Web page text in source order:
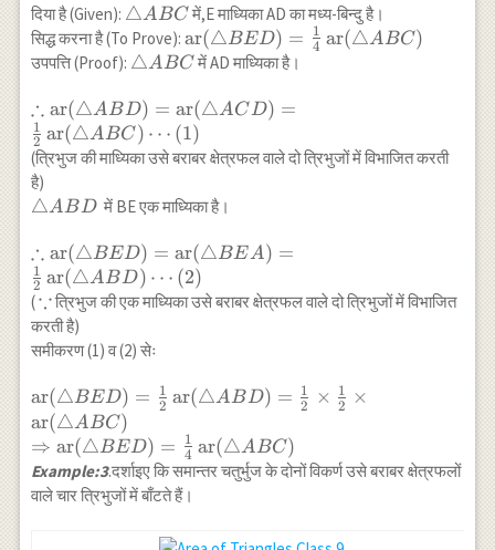
दिया है (Given): \triangle
ABC
△ABC में,E माध्यिका AD का मध्य-बिन्दु है।
सिद्ध करना है (To Prove): \operatorname{ar}
(\triangle
{4}
\operatorname{ar}
(\triangle ABC)
ar(△BED) = 4
1 ar(△ABC)
उपपत्ति (Proof): \triangle
△ABC में AD माध्यिका है।
\therefore
\operatorname{ar}
(\triangle
ABD)=\operatorname{ar}
(\triangle ACD)=\frac{1}
(\triangle ABC) \cdots(1)
∴ ar(△ABD) = ar(△ACD) =
2
1 ar(△ABC) ⋯ (1)
(त्रिभुज की माध्यिका उसे बराबर क्षेत्रफल वाले दो त्रिभुजों में विभाजित करती
है)
\triangle
△ABD में BE एक माध्यिका है।
\therefore
\operatorname{ar}
(\triangle
BED)=\operatorname{ar}
(\triangle BEA)=\frac{1}
(\triangle ABD) \cdots(2)
∴ ar(△BED) = ar(△BEA) =
2
1 ar(△ABD) ⋯ (2)
(\because
∵त्रिभुज की एक माध्यिका उसे बराबर क्षेत्रफल वाले दो त्रिभुजों में विभाजित
करती है)
समीकरण (1) व (2) सेः
\operatorname{ar}
(\triangle
BED)=\frac{1}
{2}
\operatorname{ar}
(\triangle
ABD)=\frac{1}
ar(△BED) = 2
1 ar(△ABD) = 2
1 × 2
1
×
ar(△ABC)
⇒ ar(△BED) = 4
1 ar(△ABC)
Example:3.दर्शाइए कि समान्तर चतुर्भुज के दोनों विकर्ण उसे बराबर क्षेत्रफलों
वाले चार त्रिभुजों में बाँटते हैं।